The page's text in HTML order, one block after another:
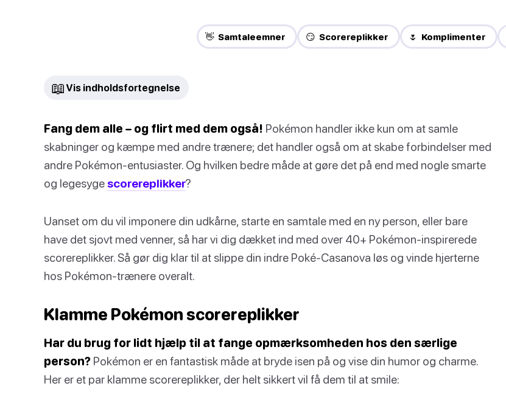
👋 Samtaleemner 😏 Scorereplikker 🌷 Komplimenter
📖 Vis indholdsfortegnelse
Fang dem alle – og flirt med dem også! Pokémon handler ikke kun om at samle
skabninger og kæmpe med andre trænere; det handler også om at skabe forbindelser med
andre Pokémon-entusiaster. Og hvilken bedre måde at gøre det på end med nogle smarte
og legesyge scorereplikker?
Uanset om du vil imponere din udkårne, starte en samtale med en ny person, eller bare
have det sjovt med venner, så har vi dig dækket ind med over 40+ Pokémon-inspirerede
scorereplikker. Så gør dig klar til at slippe din indre Poké-Casanova løs og vinde hjerterne
hos Pokémon-trænere overalt.
Klamme Pokémon scorereplikker
Har du brug for lidt hjælp til at fange opmærksomheden hos den særlige
person? Pokémon er en fantastisk måde at bryde isen på og vise din humor og charme.
Her er et par klamme scorereplikker, der helt sikkert vil få dem til at smile: